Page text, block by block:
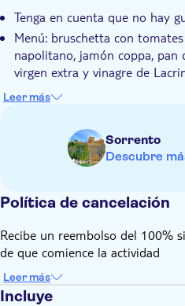
negra
La visita está dirigida por un
conocimiento inigualable del
Tenga en cuenta que no hay
Menú: bruschetta con
napolitano, jamón coppa, pan
virgen extra y vinagre de
tomates cherry del Piennolo y
típico napolitano, degustación
La entrada al Vesubio cuesta
euros con tarifa reducida. La
experiencia.
condiciones meteorológicas
un reembolso equivalente al
No recomendable para
Traer sombrero
Leer más
Sorrento
Descubre
Política de cancelación
Recibe un reembolso del 100%
de que comience la actividad
Leer más
Incluye